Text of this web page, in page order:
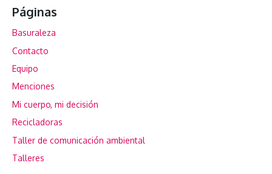
Páginas
Basuraleza
Contacto
Equipo
Menciones
Mi cuerpo, mi decisión
Recicladoras
Taller de comunicación ambiental
Talleres